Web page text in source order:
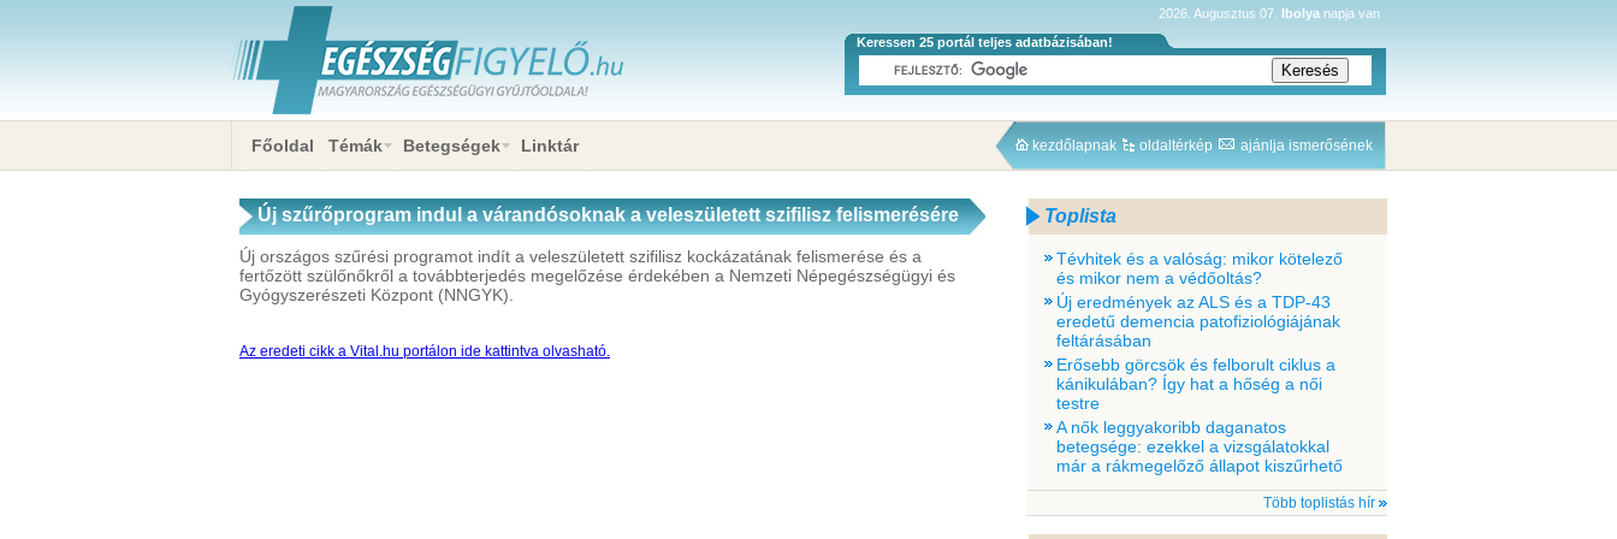
2026. Augusztus 07. Ibolya napja van
Keressen 25 portál teljes adatbázisában!
Főoldal Témák Betegségek Linktár kezdőlapnak oldaltérkép ajánlja ismerősének
Új szűrőprogram indul a várandósoknak a veleszületett szifilisz felismerésére
Új országos szűrési programot indít a veleszületett szifilisz kockázatának felismerése és a
fertőzött szülőnőkről a továbbterjedés megelőzése érdekében a Nemzeti Népegészségügyi és
Gyógyszerészeti Központ (NNGYK).
Az eredeti cikk a Vital.hu portálon ide kattintva olvasható.
Toplista
Tévhitek és a valóság: mikor kötelező
és mikor nem a védőoltás?
Új eredmények az ALS és a TDP-43
eredetű demencia patofiziológiájának
feltárásában
Erősebb görcsök és felborult ciklus a
kánikulában? Így hat a hőség a női
testre
A nők leggyakoribb daganatos
betegsége: ezekkel a vizsgálatokkal
már a rákmegelőző állapot kiszűrhető
Több toplistás hír